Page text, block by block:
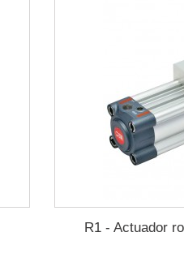
R1 - Actuador